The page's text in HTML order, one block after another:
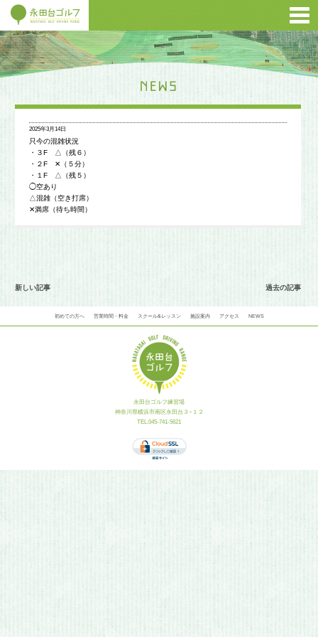
2025年3月14日
只今の混雑状況
・３F △（残６）
・２F ✕（５分）
・１F △（残５）
◯空あり
△混雑（空き打席）
✕満席（待ち時間）
新しい記事 過去の記事
初めての方へ 営業時間・料金 スクール&レッスン 施設案内 アクセス NEWS
永田台ゴルフ練習場
神奈川県横浜市南区永田台３−１２
TEL.045-741-5621